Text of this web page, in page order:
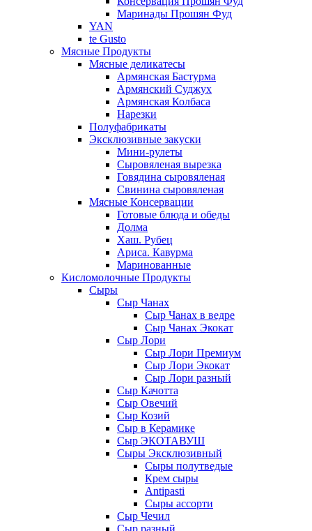
Маринады Прошян Фуд
YAN
te Gusto
Мясные Продукты
Мясные деликатесы
Армянская Бастурма
Армянский Суджух
Армянская Колбаса
Нарезки
Полуфабрикаты
Эксклюзивные закуски
Мини-рулеты
Сыровяленая вырезка
Говядина сыровяленая
Свинина сыровяленая
Мясные Консервации
Готовые блюда и обеды
Долма
Хаш. Рубец
Ариса. Кавурма
Маринованные
Кисломолочные Продукты
Сыры
Сыр Чанах
Сыр Чанах в ведре
Сыр Чанах Экокат
Сыр Лори
Сыр Лори Премиум
Сыр Лори Экокат
Сыр Лори разный
Сыр Качотта
Сыр Овечий
Сыр Козий
Сыр в Керамике
Сыр ЭКОТАВУШ
Сыры Эксклюзивный
Сыры полутведые
Крем сыры
Antipasti
Сыры ассорти
Сыр Чечил
Сыр разный